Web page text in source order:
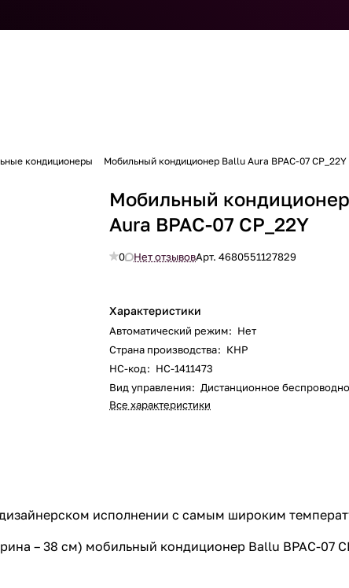
кондиционеры Мобильный кондиционер Ballu Aura BPAC-07 CP_22Y
Мобильный
Aura BPAC-07 CP_22Y
0 Нет отзывовАрт.4680551127829
Характеристики
Автоматический режим: Нет
Страна производства: КНР
НС-код: НС-1411473
Вид управления: Дистанционное
Все характеристики
исполнении с самым широким
– 38 см) мобильный кондиционер Ballu BPAC-07